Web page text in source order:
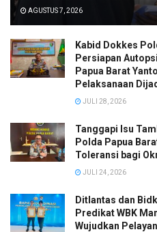
AGUSTUS 7, 2026
Kabid Dokkes
Persiapan
Papua Barat
Pelaksanaan
JULI 28, 2026
Tanggapi Isu
Polda Papua
Toleransi bagi
JULI 24, 2026
Ditlantas dan
Predikat WBK
Wujudkan